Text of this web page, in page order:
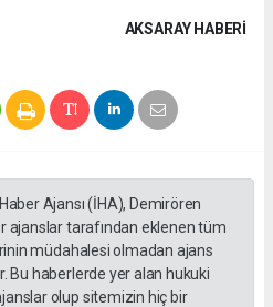
AKSARAY HABERİ
Ajansı (İHA), Demirören
ajanslar tarafından eklenen tüm
müdahalesi olmadan ajans
Bu haberlerde yer alan hukuki
olup sitemizin hiç bir